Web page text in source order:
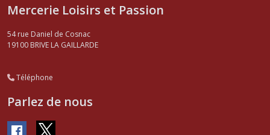
Mercerie Loisirs et Passion
54 rue Daniel de Cosnac
19100 BRIVE LA GAILLARDE
Téléphone
Parlez de nous